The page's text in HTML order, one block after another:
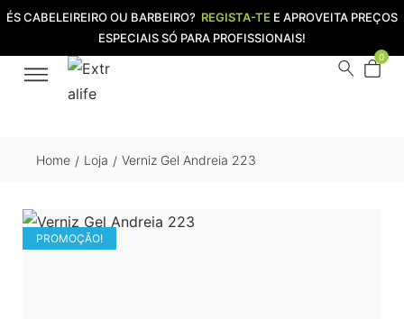
ÉS CABELEIREIRO OU BARBEIRO? REGISTA-TE E APROVEITA PREÇOS
ESPECIAIS SÓ PARA PROFISSIONAIS!
0
Home / Loja / Verniz Gel Andreia 223
PROMOÇÃO!